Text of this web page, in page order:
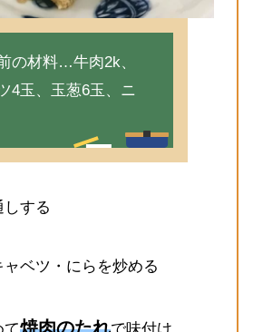
の材料…牛肉2k、
4玉、玉葱6玉、ニ
する
ベツ・にらを炒める
焼肉のたれ